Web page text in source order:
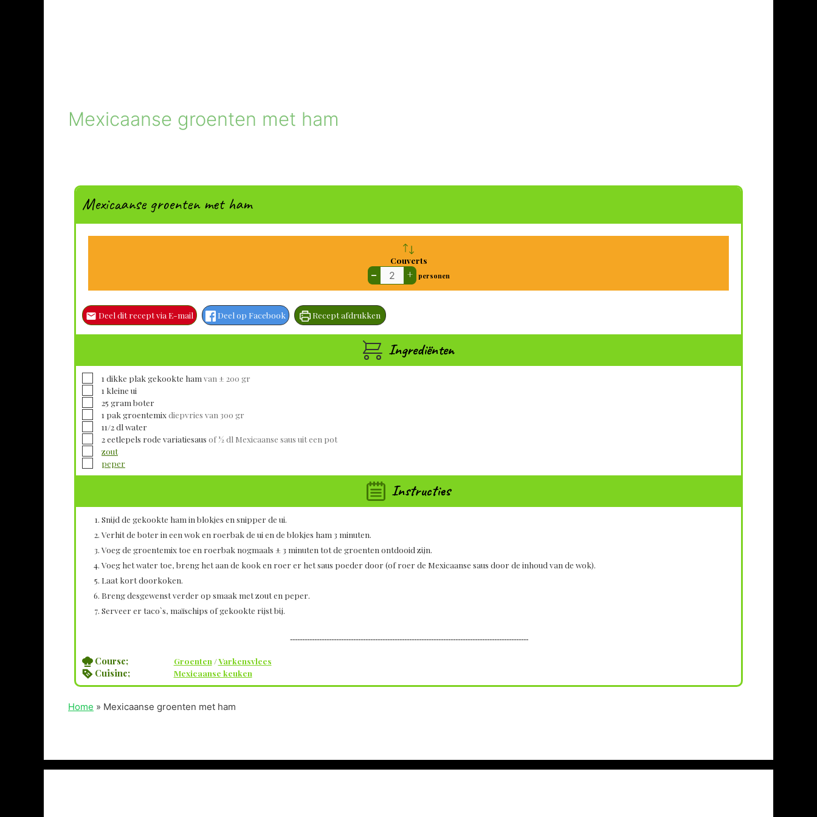
Mexicaanse groenten met ham
Mexicaanse groenten met ham
Couverts
– + personen
Deel dit recept via E-mail Deel op Facebook Recept afdrukken
Ingrediënten
▢1 dikke plak gekookte ham van ± 200 gr
▢1 kleine ui
▢
25 gram boter
▢1 pak groentemixdiepvries van 300 gr
▢
11/2dl water
▢
2eetlepels rode variatiesaus of ½ dl Mexicaanse saus uit een pot
▢
zout
▢
peper
Instructies
Snijd de gekookte ham in blokjes en snipper de ui.
Verhit de boter in een wok en roerbak de ui en de blokjes ham 3 minuten.
Voeg de groentemix toe en roerbak nogmaals ± 3 minuten tot de groenten ontdooid zijn.
Voeg het water toe, breng het aan de kook en roer er het saus poeder door (of roer de Mexicaanse saus door de inhoud van de wok).
Laat kort doorkoken.
Breng desgewenst verder op smaak met zout en peper.
Serveer er taco`s, maïschips of gekookte rijst bij.
--------------------------------------------------------------------------------------------------
Course; Groenten /Varkensvlees
Cuisine; Mexicaanse keuken
Home » Mexicaanse groenten met ham